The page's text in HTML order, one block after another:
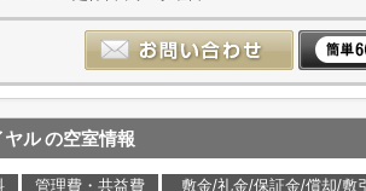
ヤルの空室情報
管理費・共益費 敷金/礼金/保証金/償却/敷引